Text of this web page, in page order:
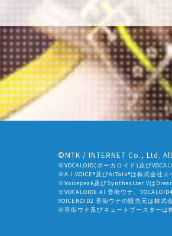
©MTK / INTERNET Co., Ltd.
※VOCALOID(ボーカロイド)及び
※A.I.VOICE®及びAITalk®は株式会社エ
※Voicepeak及びSynthesizer Vは
※VOCALOID6 AI 音街ウナ、
VOICEROID2 音街ウナの販売元は株式
※音街ウナ及びキュートブースターは